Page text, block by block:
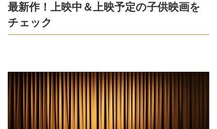
最新作！上映中＆上映予定の子供映画を
チェック